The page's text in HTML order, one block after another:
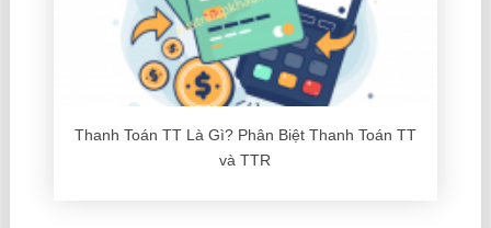
Thanh Toán TT Là Gì? Phân Biệt Thanh Toán TT
và TTR